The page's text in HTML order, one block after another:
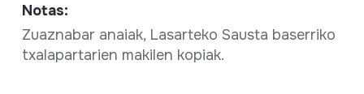
Notas:
Zuaznabar anaiak, Lasarteko Sausta baserriko
txalapartarien makilen kopiak.